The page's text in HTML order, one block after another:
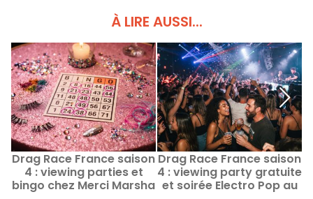
À LIRE AUSSI...
Drag Race France saison
4 : viewing parties et
bingo chez Merci Marsha
Drag Race France saison
4 : viewing party gratuite
et soirée Electro Pop au